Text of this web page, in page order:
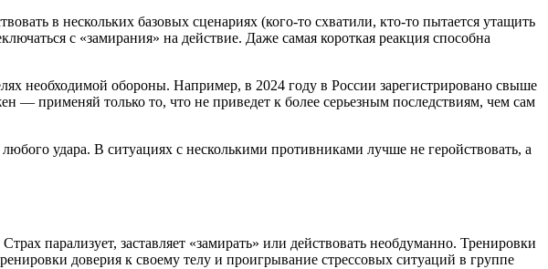
в нескольких базовых сценариях (кого-то схватили, кто-то пытается утащить
с «замирания» на действие. Даже самая короткая реакция способна
необходимой обороны. Например, в 2024 году в России зарегистрировано свыше
— применяй только то, что не приведет к более серьезным последствиям, чем сам
удара. В ситуациях с несколькими противниками лучше не геройствовать, а
парализует, заставляет «замирать» или действовать необдуманно. Тренировки
доверия к своему телу и проигрывание стрессовых ситуаций в группе